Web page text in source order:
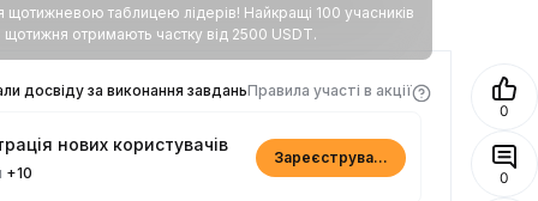
таблицею лідерів! Найкращі 100 учасників
щотижня отримають частку від 2500 USDT.
досвіду за виконання завданьПравила участі в акції
нових користувачів
+10
Зареєструватися
0
0